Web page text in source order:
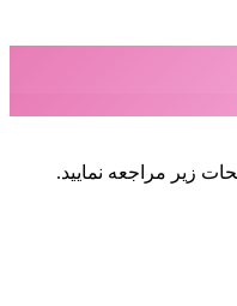
زیر مراجعه نمایید.